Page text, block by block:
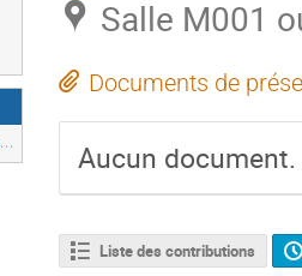
Salle M001
Documents de
Aucun document.
Liste des contributions